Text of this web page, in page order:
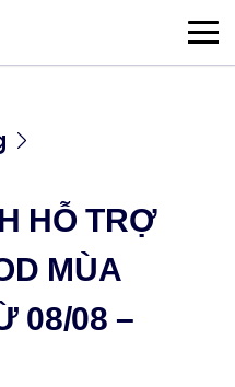
HỖ TRỢ
MÙA
08/08 –